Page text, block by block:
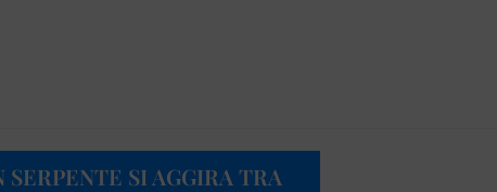
SI AGGIRA TRA